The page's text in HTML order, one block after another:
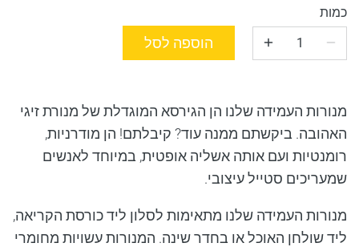
כמות
הוספה לסל
מנורות העמידה שלנו הן הגירסא המוגדלת של מנורת זיגי
האהובה. ביקשתם ממנה עוד? קיבלתם! הן מודרניות,
רומנטיות ועם אותה אשליה אופטית, במיוחד לאנשים
שמעריכים סטייל עיצובי.
מנורות העמידה שלנו מתאימות לסלון ליד כורסת הקריאה,
ליד שולחן האוכל או בחדר שינה. המנורות עשויות מחומרי